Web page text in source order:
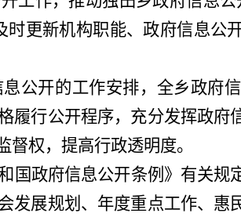
更新机构职能、政府信息公
息公开的工作安排，全乡政府
履行公开程序，充分发挥政府
权，提高行政透明度。
国政府信息公开条例》有关规
发展规划、年度重点工作、惠